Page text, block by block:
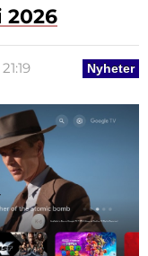
Nyheter